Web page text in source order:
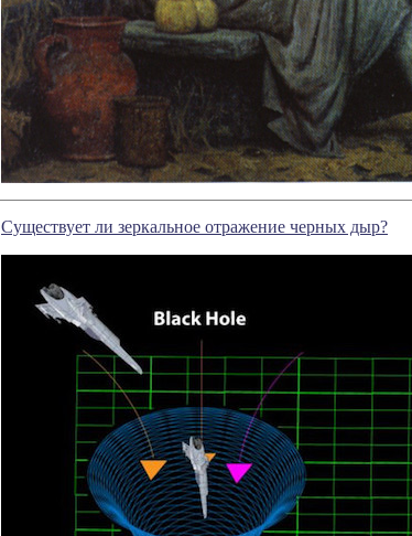
Существует ли зеркальное отражение черных дыр?